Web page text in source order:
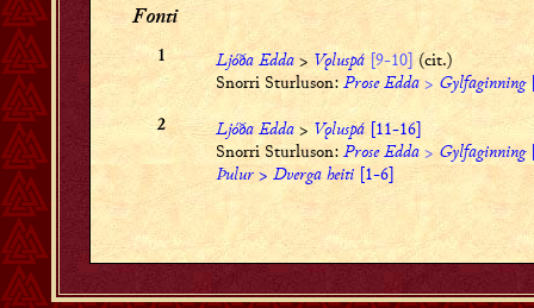
Fonti
1 Ljóða Edda> Vǫluspá [9-10](cit.)
Snorri Sturluson: Prose Edda > Gylfaginning
2 Ljóða Edda > Vǫluspá[11-16]
Snorri Sturluson: Prose Edda > Gylfaginning
Þulur > Dverga heiti[1-6]